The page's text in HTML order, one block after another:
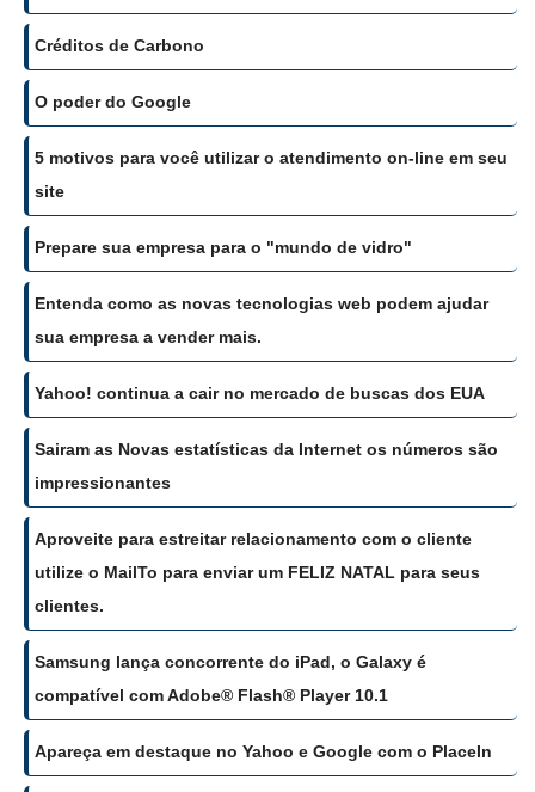
Créditos de Carbono
O poder do Google
5 motivos para você utilizar o atendimento on-line em seu
site
Prepare sua empresa para o "mundo de vidro"
Entenda como as novas tecnologias web podem ajudar
sua empresa a vender mais.
Yahoo! continua a cair no mercado de buscas dos EUA
Sairam as Novas estatísticas da Internet os números são
impressionantes
Aproveite para estreitar relacionamento com o cliente
utilize o MailTo para enviar um FELIZ NATAL para seus
clientes.
Samsung lança concorrente do iPad, o Galaxy é
compatível com Adobe® Flash® Player 10.1
Apareça em destaque no Yahoo e Google com o PlaceIn